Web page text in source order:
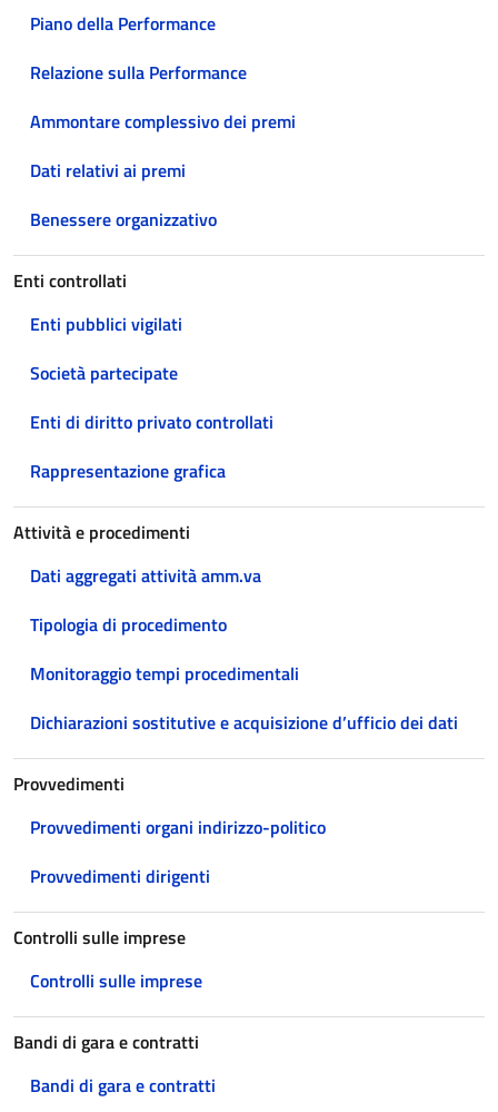
Piano della Performance
Relazione sulla Performance
Ammontare complessivo dei premi
Dati relativi ai premi
Benessere organizzativo
Enti controllati
Enti pubblici vigilati
Società partecipate
Enti di diritto privato controllati
Rappresentazione grafica
Attività e procedimenti
Dati aggregati attività amm.va
Tipologia di procedimento
Monitoraggio tempi procedimentali
Dichiarazioni sostitutive e acquisizione d’ufficio dei dati
Provvedimenti
Provvedimenti organi indirizzo-politico
Provvedimenti dirigenti
Controlli sulle imprese
Controlli sulle imprese
Bandi di gara e contratti
Bandi di gara e contratti